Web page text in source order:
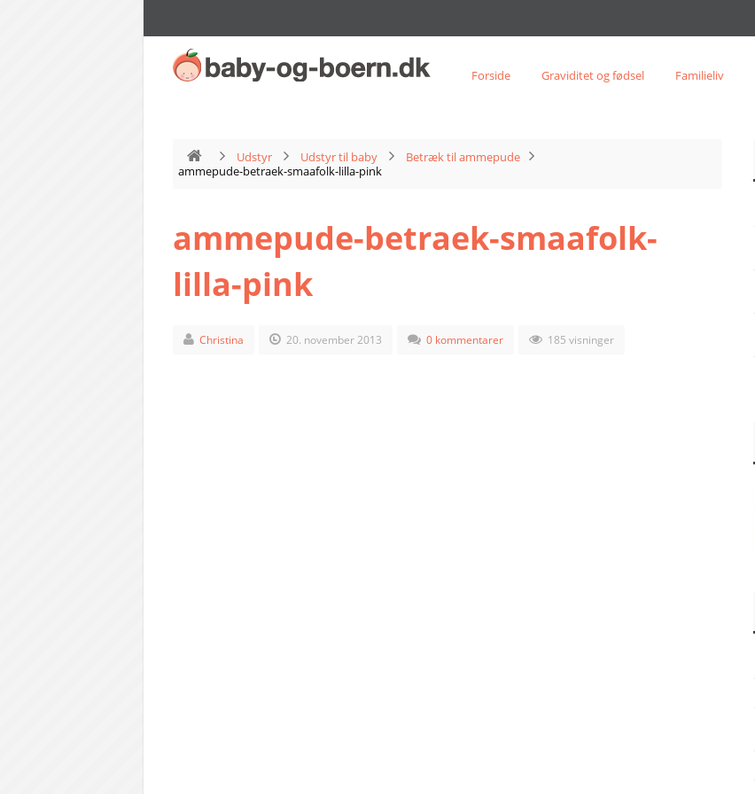
Forside Graviditet og fødsel Familieliv
Udstyr Udstyr til baby
Betræk til ammepude
ammepude-betraek-smaafolk-lilla-pink
ammepude-betraek-smaafolk-
lilla-pink
Christina 20. november 2013 0 kommentarer 185 visninger